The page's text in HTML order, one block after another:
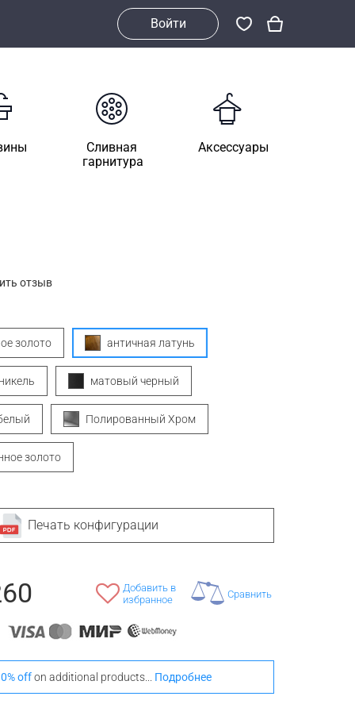
Войти
Сливная
гарнитура
Аксессуары
отзыв
золото античная латунь
матовый черный
Полированный Хром
золото
Печать конфигурации
Добавить в
избранное
Сравнить
offon additional products... Подробнее